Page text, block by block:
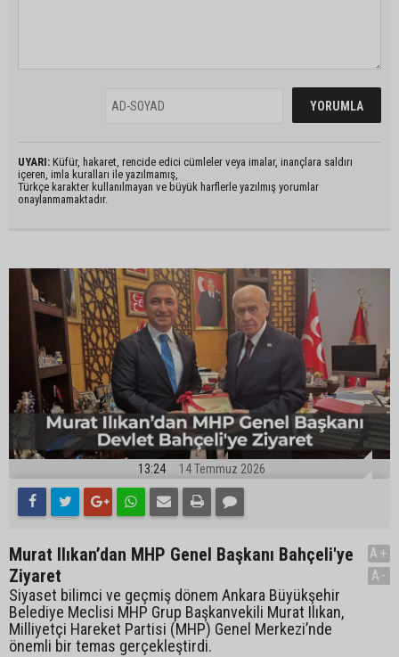
UYARI: Küfür, hakaret, rencide edici cümleler veya imalar, inançlara saldırı
içeren, imla kuralları ile yazılmamış,
Türkçe karakter kullanılmayan ve büyük harflerle yazılmış yorumlar
onaylanmamaktadır.
13:24 14 Temmuz 2026
Murat Ilıkan’dan MHP Genel Başkanı Bahçeli'ye
Ziyaret
Siyaset bilimci ve geçmiş dönem Ankara Büyükşehir
Belediye Meclisi MHP Grup Başkanvekili Murat Ilıkan,
Milliyetçi Hareket Partisi (MHP) Genel Merkezi’nde
önemli bir temas gerçekleştirdi.
A+
A-